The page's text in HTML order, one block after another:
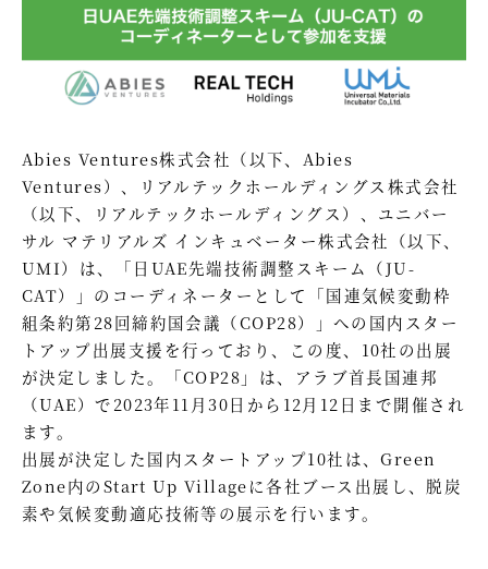
Abies Ventures株式会社（以下、Abies
Ventures）、リアルテックホールディングス株式会社
（以下、リアルテックホールディングス）、ユニバー
サル マテリアルズ インキュベーター株式会社（以下、
UMI）は、「日UAE先端技術調整スキーム（JU-
CAT）」のコーディネーターとして「国連気候変動枠
組条約第28回締約国会議（COP28）」への国内スター
トアップ出展支援を行っており、この度、10社の出展
が決定しました。「COP28」は、アラブ首長国連邦
（UAE）で2023年11月30日から12月12日まで開催され
ます。
出展が決定した国内スタートアップ10社は、Green
Zone内のStart Up Villageに各社ブース出展し、脱炭
素や気候変動適応技術等の展示を行います。